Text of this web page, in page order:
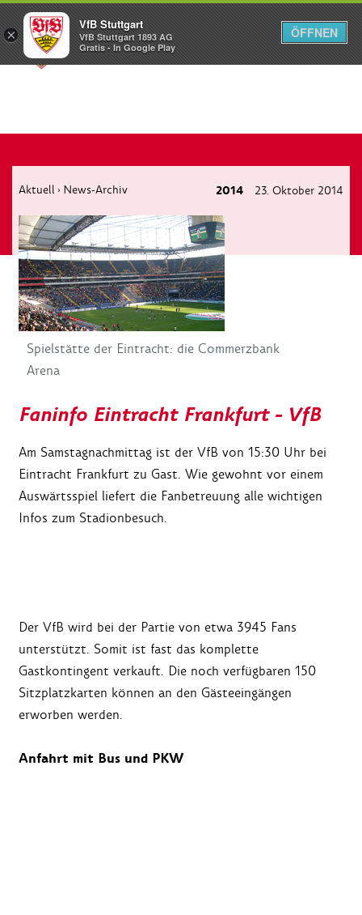
Menü
Aktuell › News-Archiv 2014 23. Oktober 2014
Spielstätte der Eintracht: die Commerzbank
Arena
Faninfo Eintracht Frankfurt - VfB
Am Samstagnachmittag ist der VfB von 15:30 Uhr bei
Eintracht Frankfurt zu Gast. Wie gewohnt vor einem
Auswärtsspiel liefert die Fanbetreuung alle wichtigen
Infos zum Stadionbesuch.
Der VfB wird bei der Partie von etwa 3945 Fans
unterstützt. Somit ist fast das komplette
Gastkontingent verkauft. Die noch verfügbaren 150
Sitzplatzkarten können an den Gästeeingängen
erworben werden.
Anfahrt mit Bus und PKW
×
VfB Stuttgart
VfB Stuttgart 1893 AG
Gratis - In Google Play
ÖFFNEN